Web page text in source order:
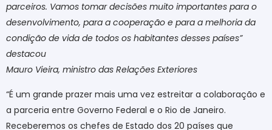
parceiros. Vamos tomar decisões muito importantes para o
desenvolvimento, para a cooperação e para a melhoria da
condição de vida de todos os habitantes desses países”
destacou
Mauro Vieira, ministro das Relações Exteriores
“É um grande prazer mais uma vez estreitar a colaboração e
a parceria entre Governo Federal e o Rio de Janeiro.
Receberemos os chefes de Estado dos 20 países que